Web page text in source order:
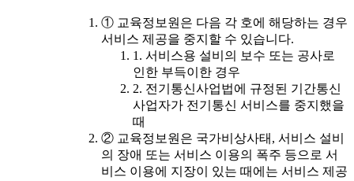
① 교육정보원은 다음 각 호에 해당하는 경우
서비스 제공을 중지할 수 있습니다.
1. 서비스용 설비의 보수 또는 공사로
인한 부득이한 경우
2. 전기통신사업법에 규정된 기간통신
사업자가 전기통신 서비스를 중지했을
때
② 교육정보원은 국가비상사태, 서비스 설비
의 장애 또는 서비스 이용의 폭주 등으로 서
비스 이용에 지장이 있는 때에는 서비스 제공